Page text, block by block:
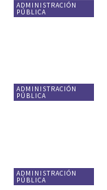
ADMINISTRACIÓN
PÚBLICA
ADMINISTRACIÓN
PÚBLICA
ADMINISTRACIÓN
PÚBLICA